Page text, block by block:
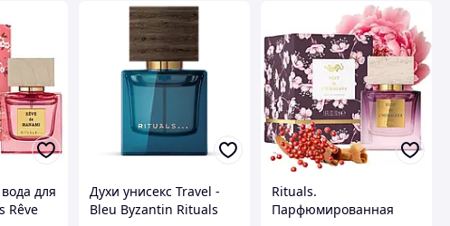
для
Rêve
Духи унисекс Travel -
Bleu Byzantin Rituals
Rituals.
Парфюмированная